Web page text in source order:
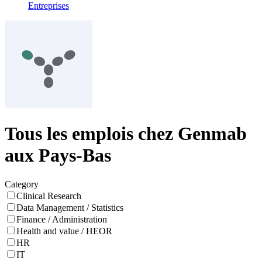
Entreprises
Tous les emplois chez Genmab
aux Pays-Bas
Category
Clinical Research
Data Management / Statistics
Finance / Administration
Health and value / HEOR
HR
IT